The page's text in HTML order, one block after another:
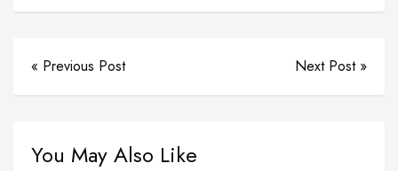
« Previous Post Next Post »
You May Also Like